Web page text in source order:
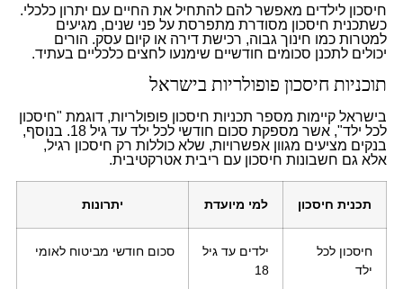
חיסכון לילדים מאפשר להם להתחיל את החיים עם יתרון כלכלי.
כשתכנית חיסכון מסודרת מתפרסת על פני שנים, מגיעים
למטרות כמו חינוך גבוה, רכישת דירה או קיום עסק. הורים
יכולים לתכנן סכומים חודשיים שימנעו לחצים כלכליים בעתיד.
תוכניות חיסכון פופולריות בישראל
בישראל קיימות מספר תכניות חיסכון פופולריות, דוגמת "חיסכון
לכל ילד", אשר מספקת סכום חודשי לכל ילד עד גיל 18. בנוסף,
בנקים מציעים מגוון אפשרויות, שלא כוללות רק חיסכון רגיל,
אלא גם חשבונות חיסכון עם ריבית אטרקטיבית.
תכנית חיסכון למי מיועדת יתרונות
חיסכון לכל
ילד
ילדים עד גיל
18
סכום חודשי מביטוח לאומי